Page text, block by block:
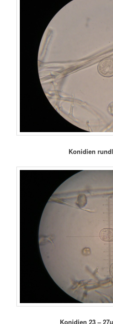
Konidien
Konidien 23 –